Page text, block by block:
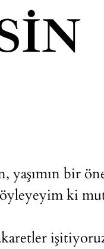
yaşımın bir
ki